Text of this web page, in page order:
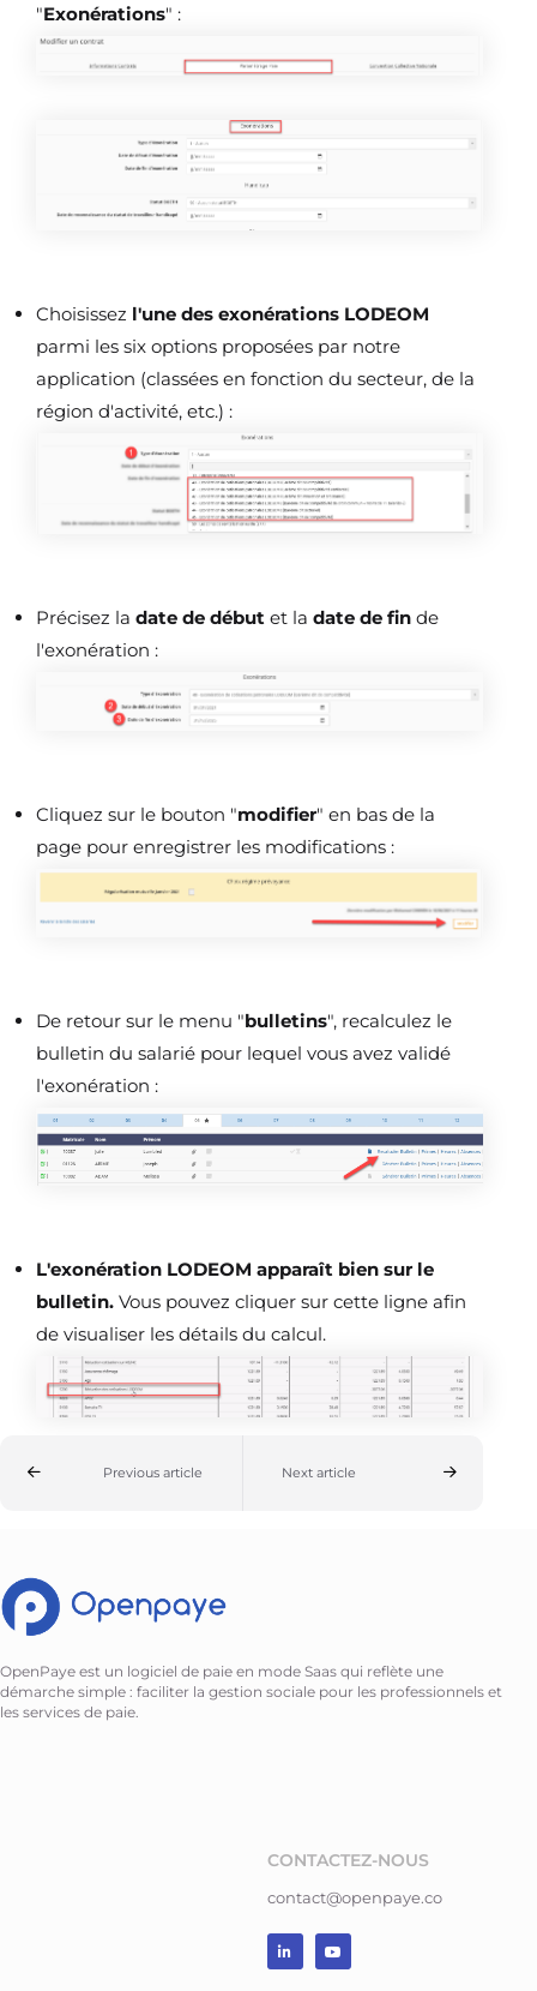
"Exonérations" :
Choisissez l'une des exonérations LODEOM
parmi les six options proposées par notre
application (classées en fonction du secteur, de la
région d'activité, etc.) :
Précisez la date de début et la date de fin de
l'exonération :
Cliquez sur le bouton "modifier" en bas de la
page pour enregistrer les modifications :
De retour sur le menu "bulletins", recalculez le
bulletin du salarié pour lequel vous avez validé
l'exonération :
L'exonération LODEOM apparaît bien sur le
bulletin. Vous pouvez cliquer sur cette ligne afin
de visualiser les détails du calcul.
Previous article Next article
OpenPaye est un logiciel de paie en mode Saas qui reflète une
démarche simple : faciliter la gestion sociale pour les professionnels et
les services de paie.
CONTACTEZ-NOUS
contact@openpaye.co